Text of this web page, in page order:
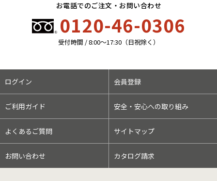
お電話でのご注文・お問い合わせ
0120-46-0306
受付時間 / 8:00〜17:30（日祝除く）
ログイン 会員登録
ご利用ガイド 安全・安心への取り組み
よくあるご質問 サイトマップ
お問い合わせ カタログ請求